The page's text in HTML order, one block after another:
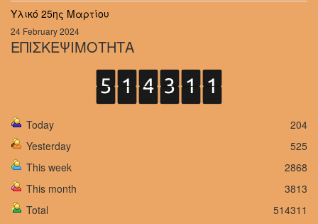
Υλικό 25ης Μαρτίου
24 February 2024
ΕΠΙΣΚΕΨΙΜΟΤΗΤΑ
Today
204
Yesterday
525
This week
2868
This month
3813
Total
514311